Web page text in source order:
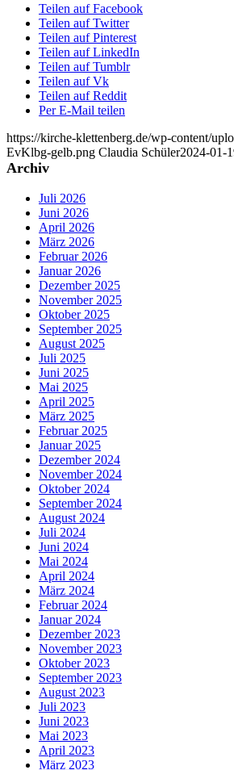
Teilen auf Facebook
Teilen auf Twitter
Teilen auf Pinterest
Teilen auf LinkedIn
Teilen auf Tumblr
Teilen auf Vk
Teilen auf Reddit
Per E-Mail teilen
https://kirche-klettenberg.de/wp-content/
EvKlbg-gelb.png Claudia Schüler2024-01-
Archiv
Juli 2026
Juni 2026
April 2026
März 2026
Februar 2026
Januar 2026
Dezember 2025
November 2025
Oktober 2025
September 2025
August 2025
Juli 2025
Juni 2025
Mai 2025
April 2025
März 2025
Februar 2025
Januar 2025
Dezember 2024
November 2024
Oktober 2024
September 2024
August 2024
Juli 2024
Juni 2024
Mai 2024
April 2024
März 2024
Februar 2024
Januar 2024
Dezember 2023
November 2023
Oktober 2023
September 2023
August 2023
Juli 2023
Juni 2023
Mai 2023
April 2023
März 2023